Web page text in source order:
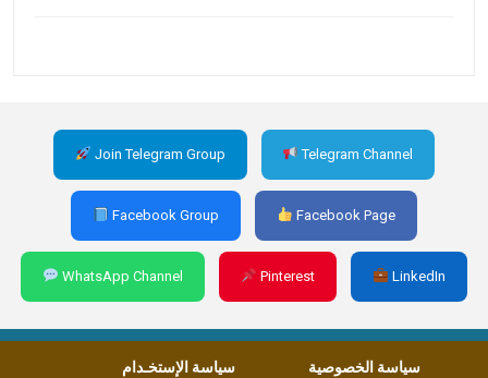
Join Telegram Group Telegram Channel
Facebook Group Facebook Page
WhatsApp Channel Pinterest LinkedIn
سياسة الخصوصية
سياسة الإستخـدام